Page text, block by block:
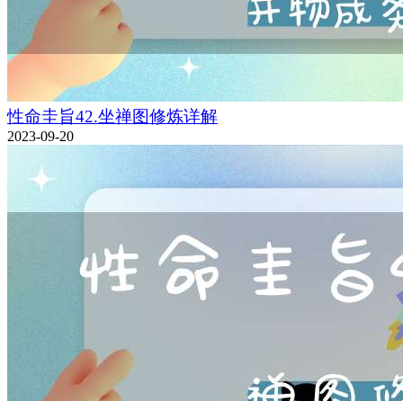
性命圭旨42.坐禅图修炼详解
2023-09-20